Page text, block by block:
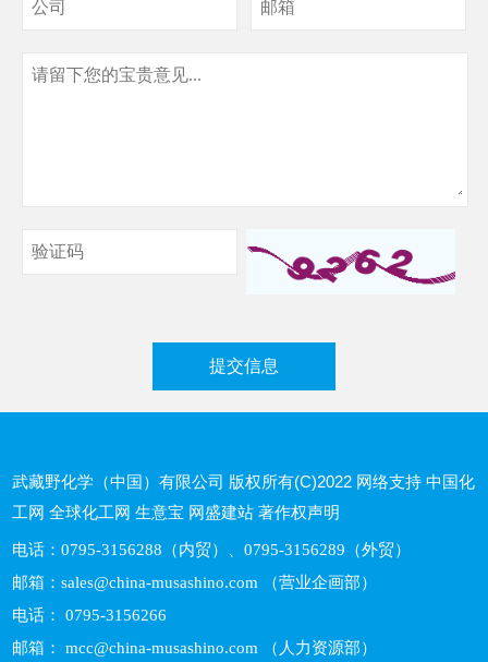
武藏野化学（中国）有限公司 版权所有(C)2022 网络支持 中国化
工网 全球化工网 生意宝 网盛建站 著作权声明
电话：0795-3156288（内贸）、0795-3156289（外贸）
邮箱：sales@china-musashino.com （营业企画部）
电话： 0795-3156266
邮箱：mcc@china-musashino.com （人力资源部）